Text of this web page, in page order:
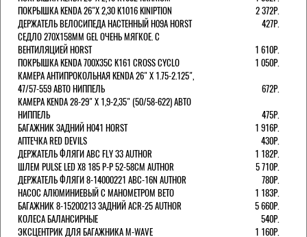
ПОКРЫШКА KENDA 26"Х 2,30 K1016 KINIPTION
2 372Р.
ДЕРЖАТЕЛЬ ВЕЛОСИПЕДА НАСТЕННЫЙ H09A HORST
427Р.
СЕДЛО 270Х158ММ GEL ОЧЕНЬ МЯГКОЕ. С
ВЕНТИЛЯЦИЕЙ HORST
1 610Р.
ПОКРЫШКА KENDA 700Х35С K161 CROSS CYCLO
1 050Р.
КАМЕРА АНТИПРОКОЛЬНАЯ KENDA 26" Х 1.75-2.125",
47/57-559 АВТО НИППЕЛЬ
672Р.
КАМЕРА KENDA 28-29" Х 1,9-2,35" (50/58-622) АВТО
НИППЕЛЬ
475Р.
БАГАЖНИК ЗАДНИЙ H041 HORST
1 916Р.
АПТЕЧКА RED DEVILS
430Р.
ДЕРЖАТЕЛЬ ФЛЯГИ АВС FLY 33 AUTHOR
1 182Р.
ШЛЕМ PULSE LED X8 185 Р-Р 52-58СМ AUTHOR
5 710Р.
ДЕРЖАТЕЛЬ ФЛЯГИ 8-14000221 ABC-16N AUTHOR
780Р.
НАСОС АЛЮМИНИЕВЫЙ С МАНОМЕТРОМ BETO
1 183Р.
БАГАЖНИК 8-15200213 ЗАДНИЙ ACR-25 AUTHOR
5 660Р.
КОЛЕСА БАЛАНСИРНЫЕ
540Р.
ЭКСЦЕНТРИК ДЛЯ БАГАЖНИКА M-WAVE
1 160Р.